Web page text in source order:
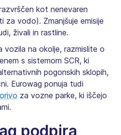
kot nenevaren
za vodo). Zmanjšuje emisije
živali in rastline.
vozila na okolje, razmislite o
s sistemom SCR, ki
pogonskih sklopih,
Eurowag ponuja tudi
za vozne parke, ki iščejo
podpira